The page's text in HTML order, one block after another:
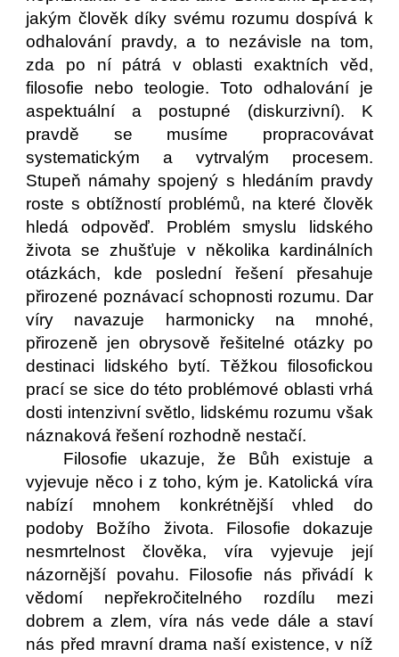
jakým člověk díky svému rozumu dospívá k
odhalování pravdy, a to nezávisle na tom,
zda po ní pátrá v oblasti exaktních věd,
filosofie nebo teologie. Toto odhalování je
aspektuální a postupné (diskurzivní). K
pravdě se musíme propracovávat
systematickým a vytrvalým procesem.
Stupeň námahy spojený s hledáním pravdy
roste s obtížností problémů, na které člověk
hledá odpověď. Problém smyslu lidského
života se zhušťuje v několika kardinálních
otázkách, kde poslední řešení přesahuje
přirozené poznávací schopnosti rozumu. Dar
víry navazuje harmonicky na mnohé,
přirozeně jen obrysově řešitelné otázky po
destinaci lidského bytí. Těžkou filosofickou
prací se sice do této problémové oblasti vrhá
dosti intenzivní světlo, lidskému rozumu však
náznaková řešení rozhodně nestačí.
Filosofie ukazuje, že Bůh existuje a
vyjevuje něco i z toho, kým je. Katolická víra
nabízí mnohem konkrétnější vhled do
podoby Božího života. Filosofie dokazuje
nesmrtelnost člověka, víra vyjevuje její
názornější povahu. Filosofie nás přivádí k
vědomí nepřekročitelného rozdílu mezi
dobrem a zlem, víra nás vede dále a staví
nás před mravní drama naší existence, v níž